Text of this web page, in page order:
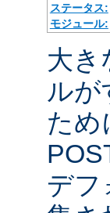
ステータス:
モジュール:
大き
ル
ため
デフ